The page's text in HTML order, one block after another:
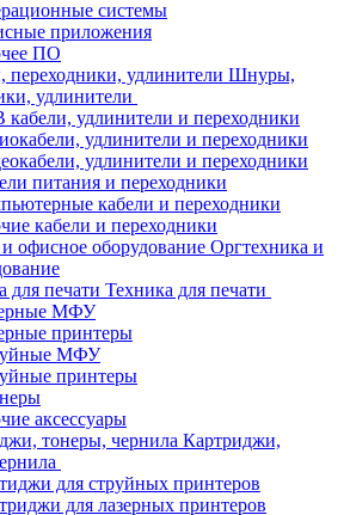
системы
приложения
ПО
Шнуры,
удлинители
кабели, удлинители и переходники
удлинители и переходники
удлинители и переходники
питания и переходники
кабели и переходники
кабели и переходники
Оргтехника и
Техника для печати
МФУ
принтеры
МФУ
принтеры
аксессуары
Картриджи,
для струйных принтеров
для лазерных принтеров